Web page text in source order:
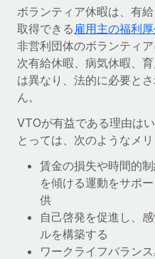
契約社員管理
世界中の契約社員をオン
PEO
複雑な雇用関連業務を外
インフラ
人事機能をワークフロー
チームのための人事の基
接続 新しい
Remoteを他社と比較
他社と比較した、当社の
成長の段階
成長中の企業向けのアジ
リューション
ミッドマーケット
カスタマイズされた人事
大企業向けのグローバルHR
各国の総従業員コストを
契約社員の報酬計算ツ
グローバルな契約社員向
ドを確認する
REMOTEで学習
リサーチおよびガイド
活用事例
HR用語集
チェックリストおよびテン
English
Nederlands
Français
Deutsch
Español
Italiano
Português (Portugal)
ロ
ボランティア休暇は、有
取得できる 雇用主の福利
非営利団体のボランティ
次有給休暇、病気休暇、
は異なり、法的に必要と
ん。
VTOが有益である理由は
とっては、次のようなメリ
賃金の損失や時間的
を傾ける運動をサポ
供
自己啓発を促進し、
ルを構築する
ワークライフバラン